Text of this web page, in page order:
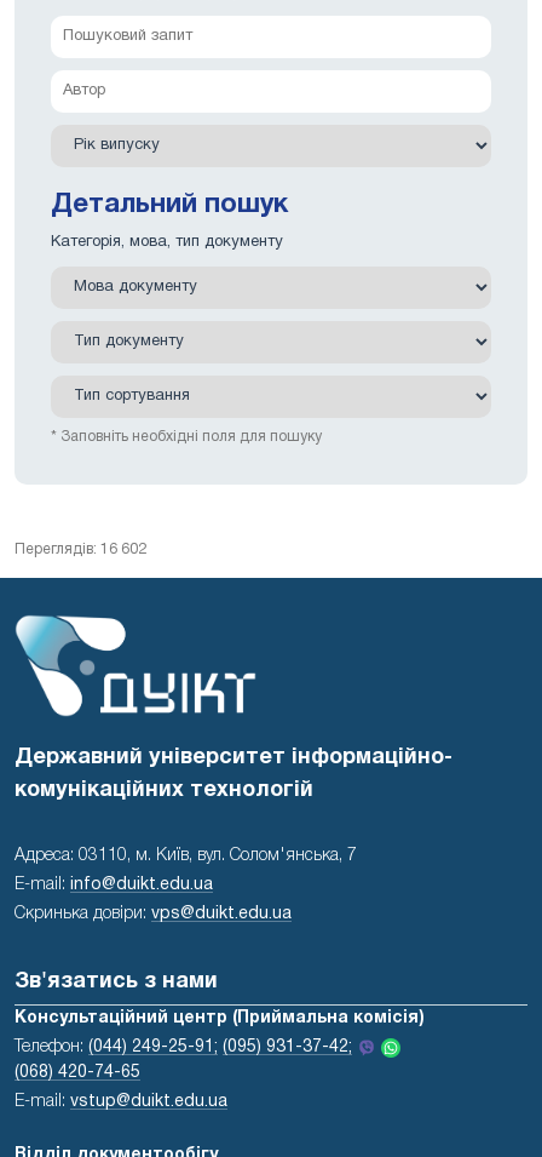
Детальний пошук
Категорія, мова, тип документу
* Заповніть необхідні поля для пошуку
Переглядів: 16 602
Державний університет інформаційно-
комунікаційних технологій
Адреса: 03110, м. Київ, вул. Солом'янська, 7
E-mail:
info@duikt.edu.ua
Скринька довіри: vps@duikt.edu.ua
Зв'язатись з нами
Консультаційний центр (Приймальна комісія)
Телефон: (044) 249-25-91; (095) 931-37-42;
(068) 420-74-65
E-mail: vstup@duikt.edu.ua